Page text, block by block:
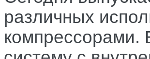
различных
компрессорами.